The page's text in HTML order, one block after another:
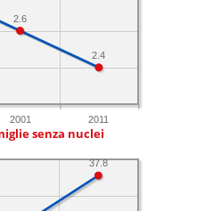
2001 2011
2.4
2.6
senza nuclei
37.8